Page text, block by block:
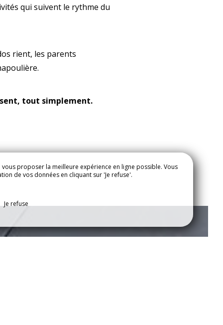
qui suivent le rythme du
rient, les parents
tout simplement.
proposer la meilleure expérience en ligne possible. Vous
de vos données en cliquant sur 'Je refuse'.
Je refuse